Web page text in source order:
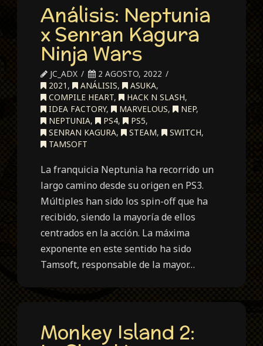
Análisis: Neptunia
x Senran Kagura
Ninja Wars
JC_ADX
2 AGOSTO, 2022
2021 , ANÁLISIS, ASUKA,
COMPILE HEART, HACK N SLASH,
IDEA FACTORY, MARVELOUS, NEP,
NEPTUNIA, PS4, PS5,
SENRAN KAGURA, STEAM, SWITCH,
TAMSOFT
La franquicia Neptunia ha recorrido un
largo camino desde su origen en PS3.
Múltiples han sido los spin-off que ha
recibido, siendo la mayoría de ellos
centrados en la acción. La máxima
exponente en este sentido ha sido
Tamsoft, responsable de la mayor…
Monkey Island 2: